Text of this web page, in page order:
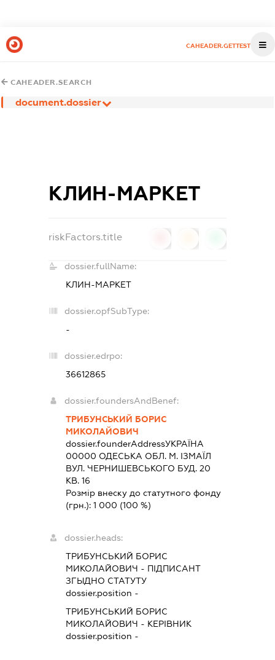
CAHEADER.GETTEST
CAHEADER.SEARCH
document.dossier
КЛИН-МАРКЕТ
riskFactors.title
dossier.fullName:
КЛИН-МАРКЕТ
dossier.opfSubType:
-
dossier.edrpo:
36612865
dossier.foundersAndBenef:
ТРИБУНСЬКИЙ БОРИС
МИКОЛАЙОВИЧ
dossier.founderAddressУКРАЇНА
00000 ОДЕСЬКА ОБЛ. М. ІЗМАЇЛ
ВУЛ. ЧЕРНИШЕВСЬКОГО БУД. 20
КВ. 16
Розмір внеску до статутного фонду
(грн.):1 000 (100 %)
dossier.heads:
ТРИБУНСЬКИЙ БОРИС
МИКОЛАЙОВИЧ - ПІДПИСАНТ
ЗГЫДНО СТАТУТУ
dossier.position -
ТРИБУНСЬКИЙ БОРИС
МИКОЛАЙОВИЧ - КЕРІВНИК
dossier.position -